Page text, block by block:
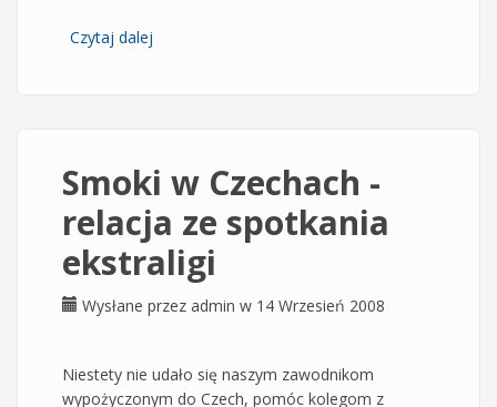
Czytaj dalej
Smoki w Czechach -
relacja ze spotkania
ekstraligi
Wysłane przez admin w 14 Wrzesień 2008
Niestety nie udało się naszym zawodnikom
wypożyczonym do Czech, pomóc kolegom z